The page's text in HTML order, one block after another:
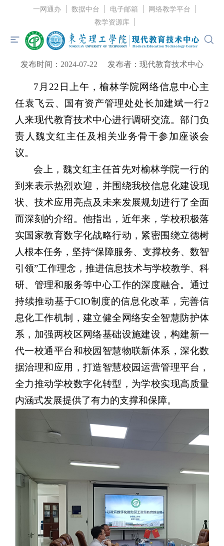
一网通办 数据中台 电子邮箱
网络教学平台
教学资源库
首页
中心概况
中心资讯
党建工作
规章制度
联系我们
中心资讯 >中心动态
榆林学院网络信息中心来我校进行调研交流
发布时间：2024-07-22 发布者：现代教育技术中心
7月22日上午，榆林学院网络信息中心主
任袁飞云、国有资产管理处处长加建斌一行2
人来现代教育技术中心进行调研交流。部门负
责人魏文红主任及相关业务骨干参加座谈会
议。
会上，魏文红主任首先对榆林学院一行的
到来表示热烈欢迎，并围绕我校信息化建设现
状、技术应用亮点及未来发展规划进行了全面
而深刻的介绍。他指出，近年来，学校积极落
实国家教育数字化战略行动，紧密围绕立德树
人根本任务，坚持“保障服务、支撑校务、数智
引领”工作理念，推进信息技术与学校教学、科
研、管理和服务等中心工作的深度融合。通过
持续推动基于CIO制度的信息化改革，完善信
息化工作机制，建立健全网络安全智慧防护体
系，加强两校区网络基础设施建设，构建新一
代一校通平台和校园智慧物联新体系，深化数
据治理和应用，打造智慧校园运营管理平台，
全力推动学校数字化转型，为学校实现高质量
内涵式发展提供了有力的支撑和保障。